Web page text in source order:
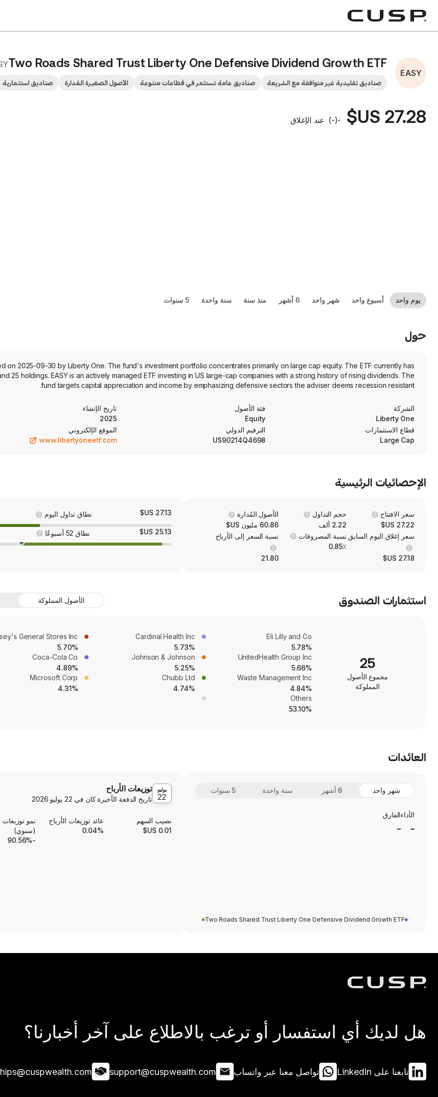
EASY
Two Roads Shared Trust Liberty One Defensive Dividend Growth ETF
صناديق تقليدية غير متوافقة مع الشريعة صناديق عامة تستثمر في قطاعات متنوعة الأصول الصغيرة المُدارة صناديق استثمارية
27.28 US$
-
(
-
) عند الإغلاق
يوم واحد أسبوع واحد شهر واحد 6 أشهر منذ سنة سنة واحدة 5 سنوات
حول
on 2025-09-30 by Liberty One. The fund's investment portfolio concentrates primarily on large cap equity. The ETF currently has
25 holdings. EASY is an actively managed ETF investing in US large-cap companies with a strong history of rising dividends. The
fund targets capital appreciation and income by emphasizing defensive sectors the adviser deems recession resistant.
الشركة
Liberty One
فئة الأصول
Equity
تاريخ الإنشاء
2025
قطاع الاستثمارات
Large Cap
الترقيم الدولي
US90214Q4698
الموقع الإلكتروني
www.libertyoneetf.com
الإحصائيات الرئيسية
سعر الافتتاح
27.22 US$
حجم التداول
2.22 ألف
الأصول المُدارة
60.86 مليون US$
سعر إغلاق اليوم السابق
27.18 US$
نسبة المصروفات
0.85٪
نسبة السعر إلى الأرباح
21.80
27.13 US$ نطاق تداول اليوم
25.13 US$ نطاق 52 أسبوعًا
استثمارات الصندوق الأصول المملوكة
25
مجموع الأصول
المملوكة
Eli Lilly and Co
5.78%
Cardinal Health Inc
5.73%
General Stores Inc
5.70%
UnitedHealth Group Inc
5.66%
Johnson & Johnson
5.25%
Coca-Cola Co
4.89%
Waste Management Inc
4.84%
Chubb Ltd
4.74%
Microsoft Corp
4.31%
Others
53.10%
العائدات
شهر واحد 6 أشهر سنة واحدة 5 سنوات
الأداءالفارق
Two Roads Shared Trust Liberty One Defensive Dividend Growth ETF
يوليو
22
توزيعات الأرباح
تاريخ الدفعة الأخيرة كان في 22 يوليو 2026
نصيب السهم
0.01 US$
عائد توزيعات الأرباح
0.04%
نمو توزيعات
(سنوي)
-90.56%
هل لديك أي استفسار أو ترغب بالاطلاع على آخر أخبارنا؟
تابعنا على LinkedIn تواصل معنا عبر واتساب support@cuspwealth.com